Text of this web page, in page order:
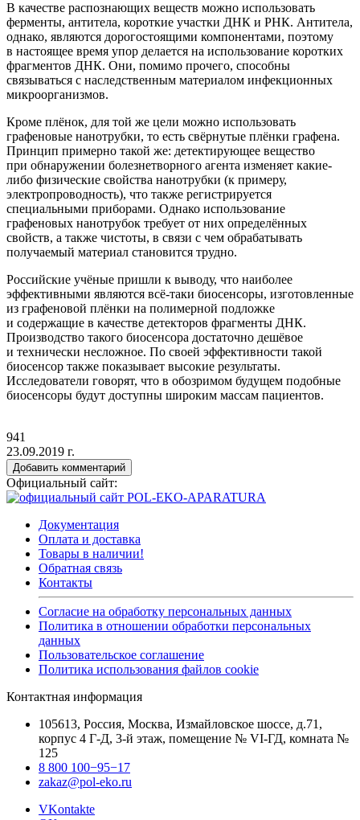
В качестве распознающих веществ можно использовать
ферменты, антитела, короткие участки ДНК и РНК. Антитела,
однако, являются дорогостоящими компонентами, поэтому
в настоящее время упор делается на использование коротких
фрагментов ДНК. Они, помимо прочего, способны
связываться с наследственным материалом инфекционных
микроорганизмов.
Кроме плёнок, для той же цели можно использовать
графеновые нанотрубки, то есть свёрнутые плёнки графена.
Принцип примерно такой же: детектирующее вещество
при обнаружении болезнетворного агента изменяет какие-
либо физические свойства нанотрубки (к примеру,
электропроводность), что также регистрируется
специальными приборами. Однако использование
графеновых нанотрубок требует от них определённых
свойств, а также чистоты, в связи с чем обрабатывать
получаемый материал становится трудно.
Российские учёные пришли к выводу, что наиболее
эффективными являются всё-таки биосенсоры, изготовленные
из графеновой плёнки на полимерной подложке
и содержащие в качестве детекторов фрагменты ДНК.
Производство такого биосенсора достаточно дешёвое
и технически несложное. По своей эффективности такой
биосенсор также показывает высокие результаты.
Исследователи говорят, что в обозримом будущем подобные
биосенсоры будут доступны широким массам пациентов.
941
23.09.2019 г.
Добавить комментарий
Официальный сайт:
Документация
Оплата и доставка
Товары в наличии!
Обратная связь
Контакты
Согласие на обработку персональных данных
Политика в отношении обработки персональных
данных
Пользовательское соглашение
Политика использования файлов cookie
Контактная информация
105613, Россия, Москва, Измайловское шоссе, д.71,
корпус 4 Г-Д, 3-й этаж, помещение № VI-ГД, комната №
125
8 800 100−95−17
zakaz@pol-eko.ru
VKontakte